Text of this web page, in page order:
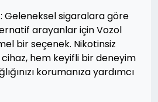
: Geleneksel sigaralara göre
arayanlar için Vozol
bir seçenek. Nikotinsiz
hem keyifli bir deneyim
korumanıza yardımcı